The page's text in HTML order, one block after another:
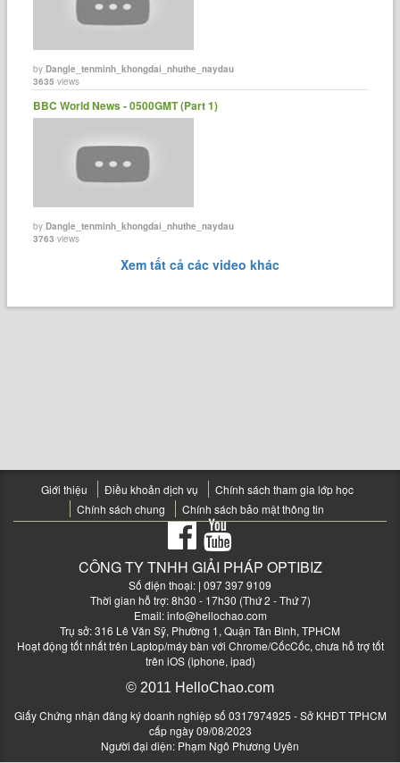
byDangle_tenminh_khongdai_nhuthe_naydau
3635 views
BBC World News - 0500GMT (Part 1)
byDangle_tenminh_khongdai_nhuthe_naydau
3763 views
Xem tất cả các video khác
Giới thiệu Điều khoản dịch vụ
Chính sách tham gia lớp học
Chính sách chung
Chính sách bảo mật thông tin
CÔNG TY TNHH GIẢI PHÁP OPTIBIZ
Số điện thoại: | 097 397 9109
Thời gian hỗ trợ: 8h30 - 17h30 (Thứ 2 - Thứ 7)
Email:info@hellochao.com
Trụ sở: 316 Lê Văn Sỹ, Phường 1, Quận Tân Bình, TPHCM
Hoạt động tốt nhất trên Laptop/máy bàn với Chrome/CốcCốc, chưa hỗ trợ tốt
trên iOS (iphone, ipad)
© 2011 HelloChao.com
Giấy Chứng nhận đăng ký doanh nghiệp số 0317974925 - Sở KHĐT TPHCM
cấp ngày 09/08/2023
Người đại diện: Phạm Ngô Phương Uyên